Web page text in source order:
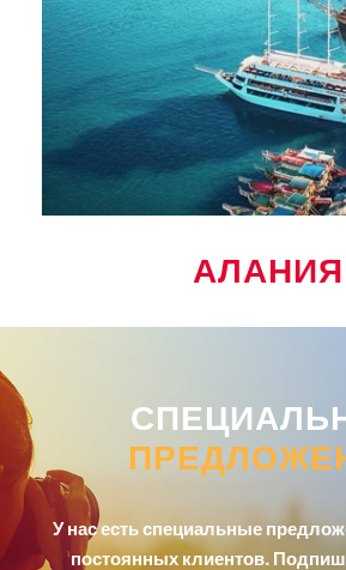
АЛАНИЯ
У нас есть специальные
постоянных клиентов.